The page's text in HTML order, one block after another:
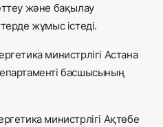
және бақылау
жұмыс істеді.
министрлігі Астана
басшысының
министрлігі Ақтөбе